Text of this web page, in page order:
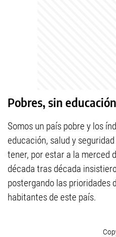
Pobres, sin
Somos un país pobre y los
educación, salud y
tener, por estar a la merced
década tras década
postergando las prioridades
habitantes de este país.